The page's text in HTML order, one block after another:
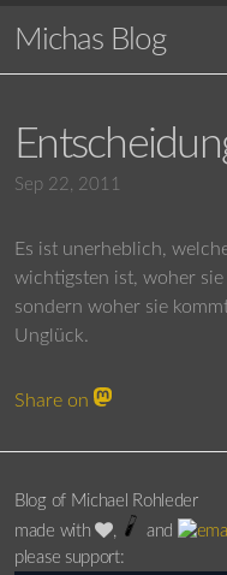
Michas Blog
Sep 22, 2011
Es ist unerheblich,
wichtigsten ist, woher
sondern woher sie
Unglück.
Share on
Blog of Michael Rohleder
made with
, and
please support: